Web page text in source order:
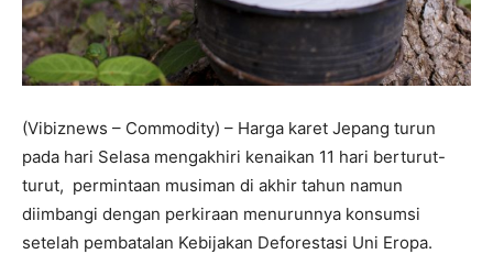
(Vibiznews – Commodity) – Harga karet Jepang turun
pada hari Selasa mengakhiri kenaikan 11 hari berturut-
turut, permintaan musiman di akhir tahun namun
diimbangi dengan perkiraan menurunnya konsumsi
setelah pembatalan Kebijakan Deforestasi Uni Eropa.